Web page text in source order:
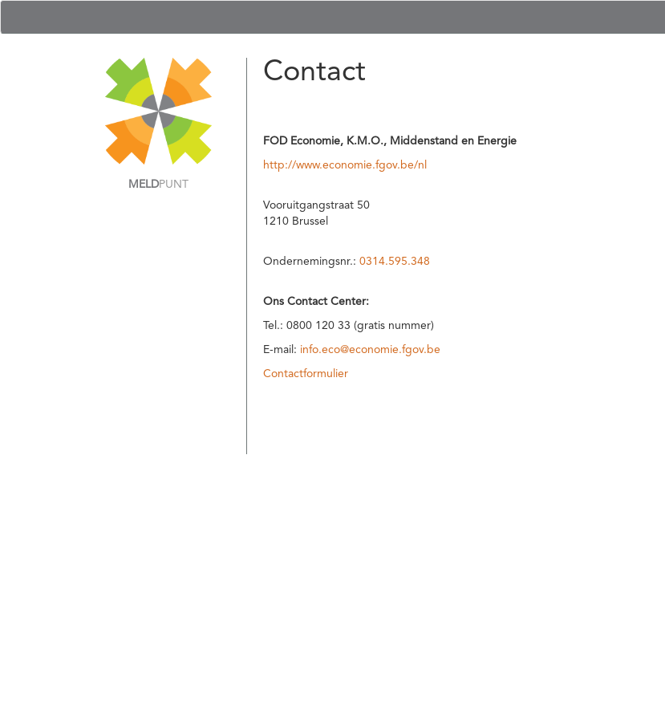
MELDPUNT
Contact
FOD Economie, K.M.O., Middenstand en Energie
http://www.economie.fgov.be/nl
Vooruitgangstraat 50
1210 Brussel
Ondernemingsnr.: 0314.595.348
Ons Contact Center:
Tel.: 0800 120 33 (gratis nummer)
E-mail: info.eco@economie.fgov.be
Contactformulier